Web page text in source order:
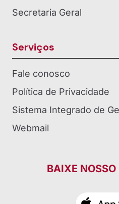
Secretaria Geral
Serviços
Fale conosco
Política de Privacidade
Sistema Integrado de
Webmail
BAIXE